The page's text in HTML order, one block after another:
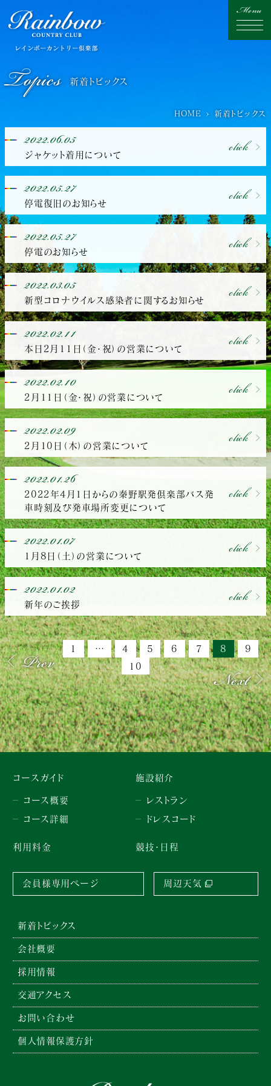
Topics 新着トピックス
HOME 新着トピックス
2022.06.05
ジャケット着用について click
2022.05.27
停電復旧のお知らせ click
2022.05.27
停電のお知らせ click
2022.03.05
新型コロナウイルス感染者に関するお知らせ click
2022.02.11
本日2月11日（金・祝）の営業について click
2022.02.10
2月11日（金・祝）の営業について click
2022.02.09
2月10日（木）の営業について click
2022.01.26
2022年4月1日からの秦野駅発倶楽部バス発
車時刻及び発車場所変更について
click
2022.01.07
1月8日（土）の営業について click
2022.01.02
新年のご挨拶 click
Prev 1 … 4 5 6 7 8
9
10
Next
コースガイド
コース概要
コース詳細
利用料金 競技・日程
施設紹介
レストラン
ドレスコード
会員様専用ページ 周辺天気
新着トピックス
会社概要
採用情報
交通アクセス
お問い合わせ
個人情報保護方針